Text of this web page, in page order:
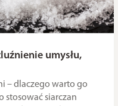
umysłu,
– dlaczego warto go
stosować siarczan